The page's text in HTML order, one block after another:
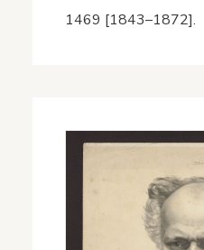
1469 [1843–1872].